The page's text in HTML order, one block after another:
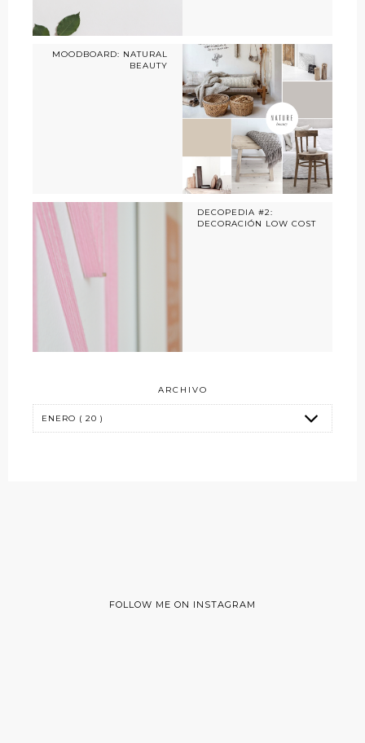
MOODBOARD: NATURAL
BEAUTY
DECOPEDIA #2:
DECORACIÓN LOW COST
ARCHIVO
FOLLOW ME ON INSTAGRAM